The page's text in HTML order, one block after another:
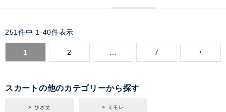
251件中 1 -40件表示
1 2 7
スカートの他のカテゴリーから探す
ひざ丈 ミモレ